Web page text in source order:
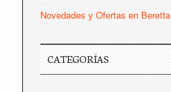
Novedades y Ofertas en Beretta
CATEGORÍAS